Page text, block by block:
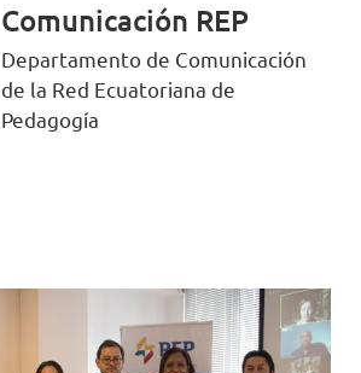
Comunicación REP
Departamento de Comunicación
de la Red Ecuatoriana de
Pedagogía